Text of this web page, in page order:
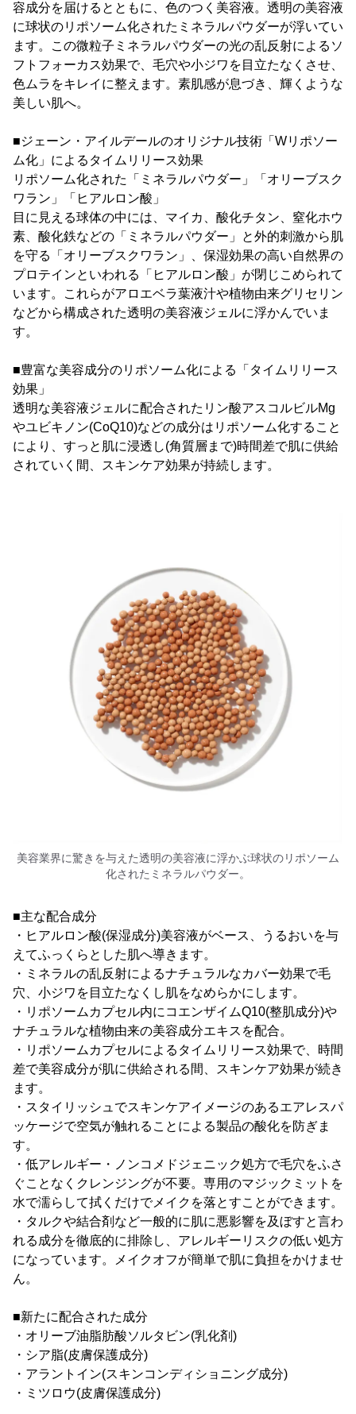
容成分を届けるとともに、色のつく美容液。透明の美容液
に球状のリポソーム化されたミネラルパウダーが浮いてい
ます。この微粒子ミネラルパウダーの光の乱反射によるソ
フトフォーカス効果で、毛穴や小ジワを目立たなくさせ、
色ムラをキレイに整えます。素肌感が息づき、輝くような
美しい肌へ。
■ジェーン・アイルデールのオリジナル技術「Wリポソー
ム化」によるタイムリリース効果
リポソーム化された「ミネラルパウダー」「オリーブスク
ワラン」「ヒアルロン酸」
目に見える球体の中には、マイカ、酸化チタン、窒化ホウ
素、酸化鉄などの「ミネラルパウダー」と外的刺激から肌
を守る「オリーブスクワラン」、保湿効果の高い自然界の
プロテインといわれる「ヒアルロン酸」が閉じこめられて
います。これらがアロエベラ葉液汁や植物由来グリセリン
などから構成された透明の美容液ジェルに浮かんでいま
す。
■豊富な美容成分のリポソーム化による「タイムリリース
効果」
透明な美容液ジェルに配合されたリン酸アスコルビルMg
やユビキノン(CoQ10)などの成分はリポソーム化すること
により、すっと肌に浸透し(角質層まで)時間差で肌に供給
されていく間、スキンケア効果が持続します。
美容業界に驚きを与えた透明の美容液に浮かぶ球状のリポソーム
化されたミネラルパウダー。
■主な配合成分
・ヒアルロン酸(保湿成分)美容液がベース、うるおいを与
えてふっくらとした肌へ導きます。
・ミネラルの乱反射によるナチュラルなカバー効果で毛
穴、小ジワを目立たなくし肌をなめらかにします。
・リポソームカプセル内にコエンザイムQ10(整肌成分)や
ナチュラルな植物由来の美容成分エキスを配合。
・リポソームカプセルによるタイムリリース効果で、時間
差で美容成分が肌に供給される間、スキンケア効果が続き
ます。
・スタイリッシュでスキンケアイメージのあるエアレスパ
ッケージで空気が触れることによる製品の酸化を防ぎま
す。
・低アレルギー・ノンコメドジェニック処方で毛穴をふさ
ぐことなくクレンジングが不要。専用のマジックミットを
水で濡らして拭くだけでメイクを落とすことができます。
・タルクや結合剤など一般的に肌に悪影響を及ぼすと言わ
れる成分を徹底的に排除し、アレルギーリスクの低い処方
になっています。メイクオフが簡単で肌に負担をかけませ
ん。
■新たに配合された成分
・オリーブ油脂肪酸ソルタビン(乳化剤)
・シア脂(皮膚保護成分)
・アラントイン(スキンコンディショニング成分)
・ミツロウ(皮膚保護成分)